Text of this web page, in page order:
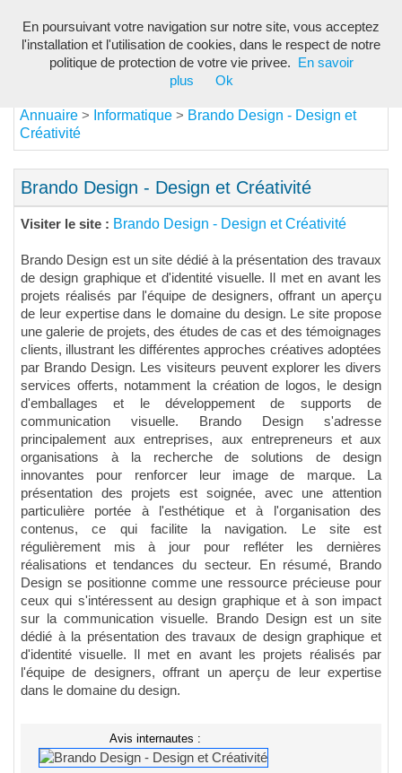
Annuaire > Informatique > Brando Design - Design et
Créativité
Brando Design - Design et Créativité
Visiter le site : Brando Design - Design et Créativité
Brando Design est un site dédié à la présentation des travaux
de design graphique et d'identité visuelle. Il met en avant les
projets réalisés par l'équipe de designers, offrant un aperçu
de leur expertise dans le domaine du design. Le site propose
une galerie de projets, des études de cas et des témoignages
clients, illustrant les différentes approches créatives adoptées
par Brando Design. Les visiteurs peuvent explorer les divers
services offerts, notamment la création de logos, le design
d'emballages et le développement de supports de
communication visuelle. Brando Design s'adresse
principalement aux entreprises, aux entrepreneurs et aux
organisations à la recherche de solutions de design
innovantes pour renforcer leur image de marque. La
présentation des projets est soignée, avec une attention
particulière portée à l'esthétique et à l'organisation des
contenus, ce qui facilite la navigation. Le site est
régulièrement mis à jour pour refléter les dernières
réalisations et tendances du secteur. En résumé, Brando
Design se positionne comme une ressource précieuse pour
ceux qui s'intéressent au design graphique et à son impact
sur la communication visuelle. Brando Design est un site
dédié à la présentation des travaux de design graphique et
d'identité visuelle. Il met en avant les projets réalisés par
l'équipe de designers, offrant un aperçu de leur expertise
dans le domaine du design.
Avis internautes :
En poursuivant votre navigation sur notre site, vous acceptez
l'installation et l'utilisation de cookies, dans le respect de notre
politique de protection de votre vie privee.
En savoir
plus
Ok